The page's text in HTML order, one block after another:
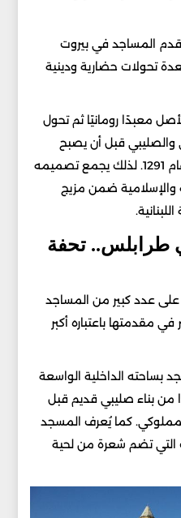
المساجد في بيروت
تحولات حضارية ودينية
معبدًا رومانيًا ثم تحول
والصليبي قبل أن يصبح
مسجدًا في العصر المملوكي عام 1291. لذلك يجمع تصميمه
والإسلامية ضمن مزيج
طرابلس.. تحفة
على عدد كبير من المساجد
في مقدمتها باعتباره أكبر
بساحته الداخلية الواسعة
من بناء صليبي قديم قبل
كما يُعرف المسجد
التي تضم شعرة من لحية